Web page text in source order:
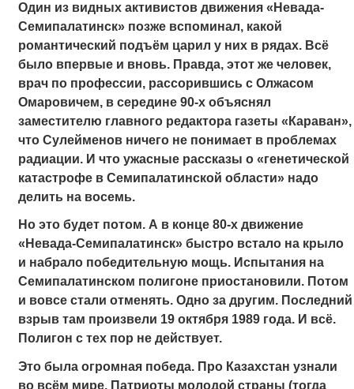
Один из видных активистов движения «Невада-
Семипалатинск» позже вспоминал, какой
романтический подъём царил у них в рядах. Всё
было впервые и вновь. Правда, этот же человек,
врач по профессии, рассорившись с Олжасом
Омаровичем, в середине 90-х объяснял
заместителю главного редактора газеты «Караван»,
что Сулейменов ничего не понимает в проблемах
радиации. И что ужасные рассказы о «генетической
катастрофе в Семипалатинской области» надо
делить на восемь.
Но это будет потом. А в конце 80-х движение
«Невада-Семипалатинск» быстро встало на крыло
и набрало победительную мощь. Испытания на
Семипалатинском полигоне приостановили. Потом
и вовсе стали отменять. Одно за другим. Последний
взрыв там произвели 19 октября 1989 года. И всё.
Полигон с тех пор не действует.
Это была огромная победа. Про Казахстан узнали
во всём мире. Патриоты молодой страны (тогда